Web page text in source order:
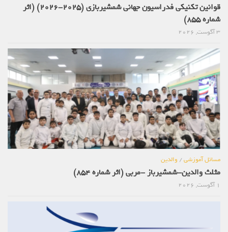
قوانین تکنیکی فدراسیون جهانی شمشیربازی (2025-2026) (اثر
شماره 855)
مسائل آموزشی/والدین
مثلث والدین-شمشیرباز -مربی (اثر شماره 854)